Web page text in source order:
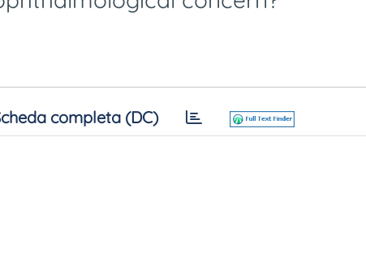
completa (DC)